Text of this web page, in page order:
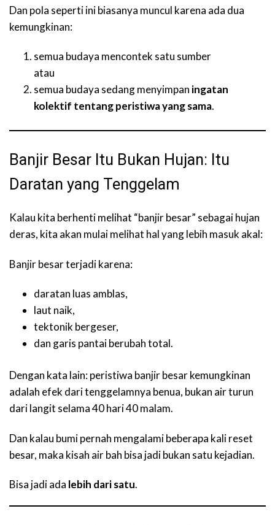
Dan pola seperti ini biasanya muncul karena ada dua
kemungkinan:
semua budaya mencontek satu sumber
atau
semua budaya sedang menyimpan ingatan
kolektif tentang peristiwa yang sama.
Banjir Besar Itu Bukan Hujan: Itu
Daratan yang Tenggelam
Kalau kita berhenti melihat “banjir besar” sebagai hujan
deras, kita akan mulai melihat hal yang lebih masuk akal:
Banjir besar terjadi karena:
daratan luas amblas,
laut naik,
tektonik bergeser,
dan garis pantai berubah total.
Dengan kata lain: peristiwa banjir besar kemungkinan
adalah efek dari tenggelamnya benua, bukan air turun
dari langit selama 40 hari 40 malam.
Dan kalau bumi pernah mengalami beberapa kali reset
besar, maka kisah air bah bisa jadi bukan satu kejadian.
Bisa jadi ada lebih dari satu.